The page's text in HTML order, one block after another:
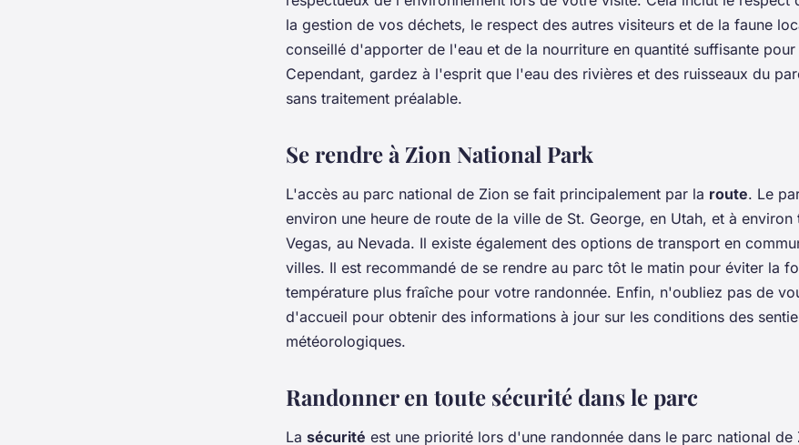
la gestion de vos déchets, le respect des autres visiteurs et de la faune
conseillé d'apporter de l'eau et de la nourriture en quantité suffisante
Cependant, gardez à l'esprit que l'eau des rivières et des ruisseaux du
sans traitement préalable.
Se rendre à Zion National Park
L'accès au parc national de Zion se fait principalement par la route. Le
environ une heure de route de la ville de St. George, en Utah, et à environ
Vegas, au Nevada. Il existe également des options de transport en
villes. Il est recommandé de se rendre au parc tôt le matin pour éviter la
température plus fraîche pour votre randonnée. Enfin, n'oubliez pas de
d'accueil pour obtenir des informations à jour sur les conditions des
météorologiques.
Randonner en toute sécurité dans le parc
La sécurité est une priorité lors d'une randonnée dans le parc national de